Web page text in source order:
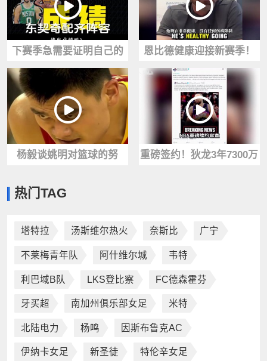
下赛季急需要证明自己的
NBA球员盘点！
恩比德健康迎接新赛季！
76人高管：休赛期无伤病
困扰
杨毅谈姚明对篮球的努
重磅签约！狄龙3年7300万
热门TAG
塔特拉 汤斯维尔热火 奈斯比 广宁
不莱梅青年队 阿什维尔城 韦特
利巴域B队 LKS登比察 FC德森霍芬
牙买超 南加州俱乐部女足 米特
北陆电力 杨鸣 因斯布鲁克AC
伊纳卡女足 新圣徒 特伦辛女足